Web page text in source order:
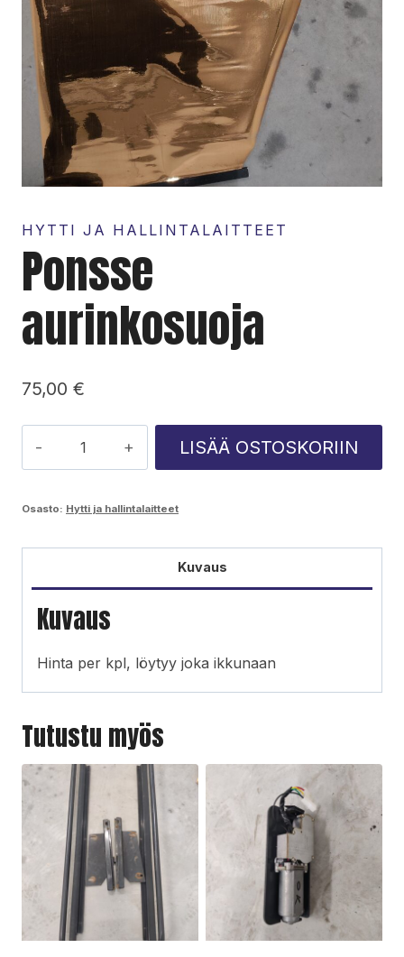
HYTTI JA HALLINTALAITTEET
Ponsse
aurinkosuoja
75,00 €
aurinkosuoja
LISÄÄ OSTOSKORIIN
Osasto: Hytti ja hallintalaitteet
Kuvaus
Kuvaus
Hinta per kpl, löytyy joka ikkunaan
Tutustu myös